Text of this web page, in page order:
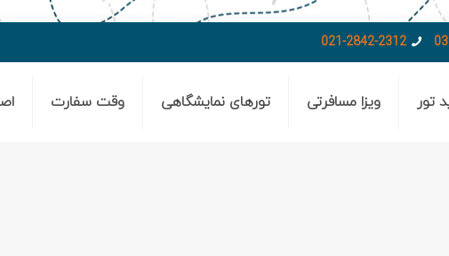
021-2842-2312
تور ویزا مسافرتی تورهای نمایشگاهی وقت سفارت